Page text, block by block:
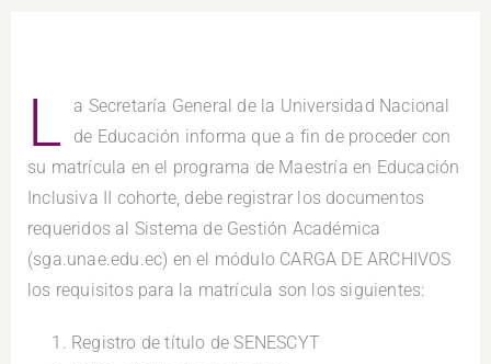
L
a Secretaría General de la Universidad Nacional
de Educación informa que a fin de proceder con
su matrícula en el programa de Maestría en Educación
Inclusiva II cohorte, debe registrar los documentos
requeridos al Sistema de Gestión Académica
(sga.unae.edu.ec) en el módulo CARGA DE ARCHIVOS
los requisitos para la matrícula son los siguientes:
Registro de título de SENESCYT